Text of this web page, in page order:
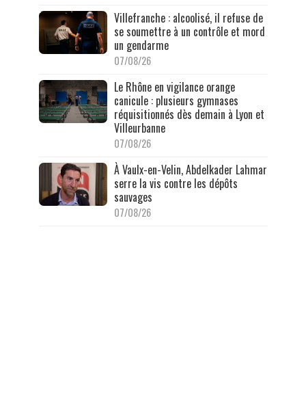
Villefranche : alcoolisé, il refuse de
se soumettre à un contrôle et mord
un gendarme
07/08/26
Le Rhône en vigilance orange
canicule : plusieurs gymnases
réquisitionnés dès demain à Lyon et
Villeurbanne
07/08/26
À Vaulx-en-Velin, Abdelkader Lahmar
serre la vis contre les dépôts
sauvages
07/08/26